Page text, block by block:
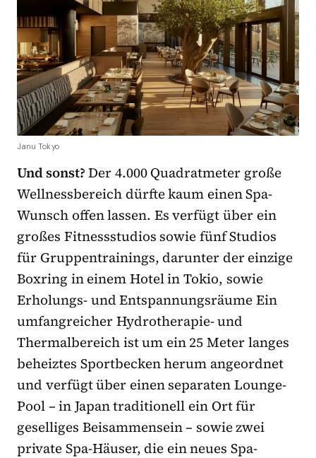
Janu Tokyo
Und sonst?Der 4.000 Quadratmeter große
Wellnessbereich dürfte kaum einen Spa-
Wunsch offen lassen. Es verfügt über ein
großes Fitnessstudios sowie fünf Studios
für Gruppentrainings, darunter der einzige
Boxring in einem Hotel in Tokio, sowie
Erholungs- und Entspannungsräume Ein
umfangreicher Hydrotherapie- und
Thermalbereich ist um ein 25 Meter langes
beheiztes Sportbecken herum angeordnet
und verfügt über einen separaten Lounge-
Pool – in Japan traditionell ein Ort für
geselliges Beisammensein – sowie zwei
private Spa-Häuser, die ein neues Spa-